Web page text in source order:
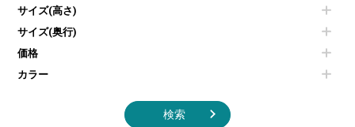
シェルフ
ダストボックス（ゴミ箱）
インテリア家具その他
掃除機
季節家電
サイズ(高さ)
サイズ(奥行)
価格
カラー
検索